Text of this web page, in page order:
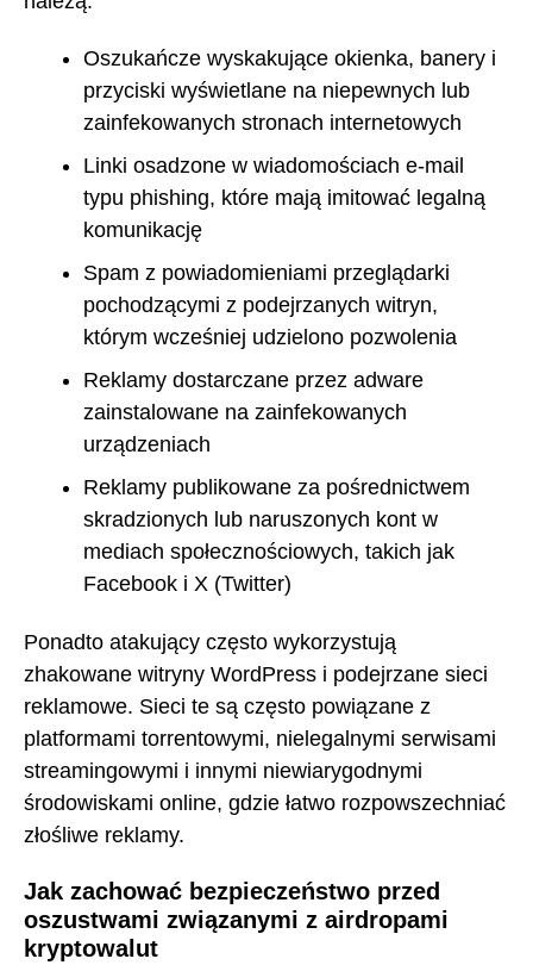
Oszukańcze wyskakujące okienka, banery i
przyciski wyświetlane na niepewnych lub
zainfekowanych stronach internetowych
Linki osadzone w wiadomościach e-mail
typu phishing, które mają imitować legalną
komunikację
Spam z powiadomieniami przeglądarki
pochodzącymi z podejrzanych witryn,
którym wcześniej udzielono pozwolenia
Reklamy dostarczane przez adware
zainstalowane na zainfekowanych
urządzeniach
Reklamy publikowane za pośrednictwem
skradzionych lub naruszonych kont w
mediach społecznościowych, takich jak
Facebook i X (Twitter)
Ponadto atakujący często wykorzystują
zhakowane witryny WordPress i podejrzane sieci
reklamowe. Sieci te są często powiązane z
platformami torrentowymi, nielegalnymi serwisami
streamingowymi i innymi niewiarygodnymi
środowiskami online, gdzie łatwo rozpowszechniać
złośliwe reklamy.
Jak zachować bezpieczeństwo przed
oszustwami związanymi z airdropami
kryptowalut